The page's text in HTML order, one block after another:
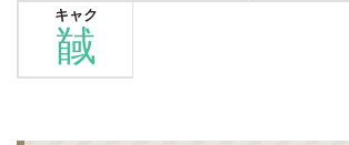
馘
キャク